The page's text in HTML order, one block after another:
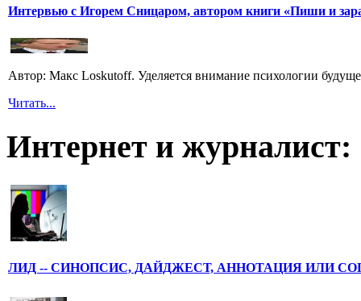
Интервью с Игорем Сницаром, автором книги «Пиши и
Автор: Макс Loskutoff. Уделяется внимание психологии
Читать...
Интернет и журналист:
ЛИД -- СИНОПСИС, ДАЙДЖЕСТ, АННОТАЦИЯ ИЛИ